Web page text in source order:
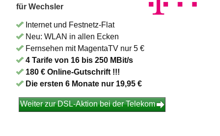
für Wechsler
Internet und Festnetz-Flat
Neu: WLAN in allen Ecken
Fernsehen mit MagentaTV nur 5 €
4 Tarife von 16 bis 250 MBit/s
180 € Online-Gutschrift !!!
Die ersten 6 Monate nur 19,95 €
Weiter zur DSL-Aktion bei der Telekom